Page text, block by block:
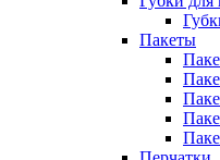
Пакеты